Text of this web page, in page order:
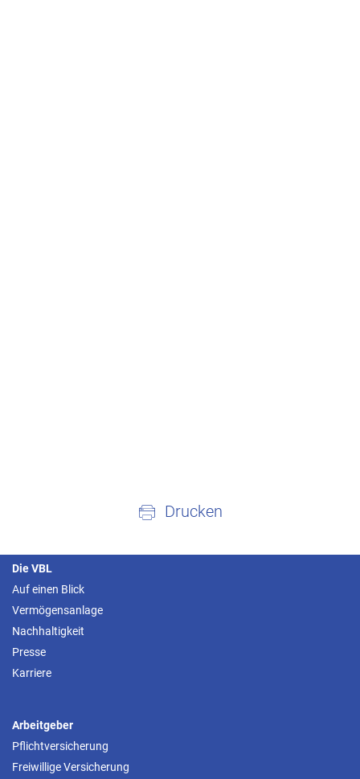
Drucken
Die VBL
Auf einen Blick
Vermögensanlage
Nachhaltigkeit
Presse
Karriere
Arbeitgeber
Pflichtversicherung
Freiwillige Versicherung